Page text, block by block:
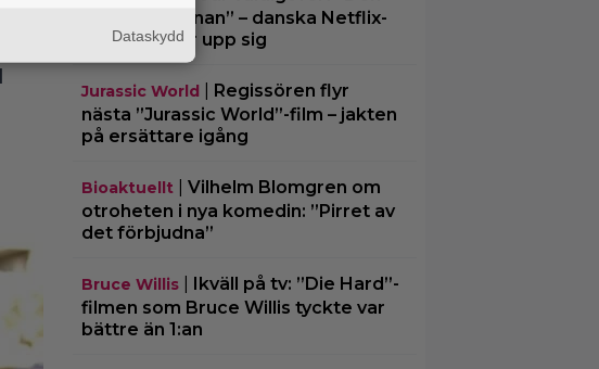
hemliga kvinnan” – danska Netflix-
thrillern visar upp sig
Jurassic World
Regissören flyr
nästa ”Jurassic World”-film – jakten
på ersättare igång
Bioaktuellt| Vilhelm Blomgren om
otroheten i nya komedin: ”Pirret av
det förbjudna”
Bruce Willis| Ikväll på tv: ”Die Hard”-
filmen som Bruce Willis tyckte var
bättre än 1:an
Dataskydd